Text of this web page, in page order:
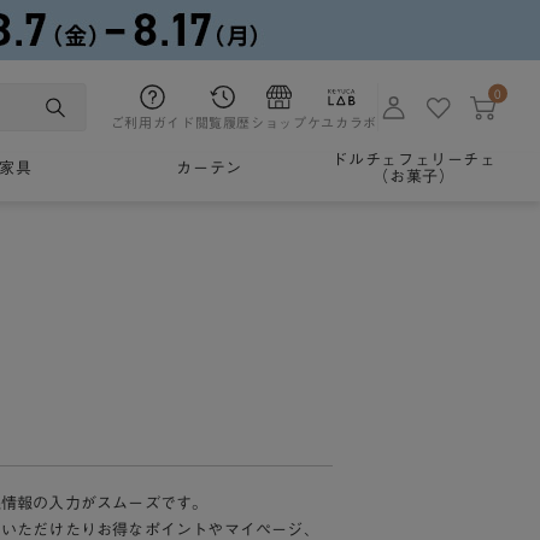
ご利用ガイド 閲覧履歴 ショップケユカラボ
0
家具 カーテン
ドルチェフェリーチェ
（お菓子）
報の入力がスムーズです。
ただけたりお得なポイントやマイページ、